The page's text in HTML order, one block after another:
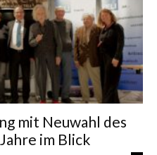
mit Neuwahl des
im Blick